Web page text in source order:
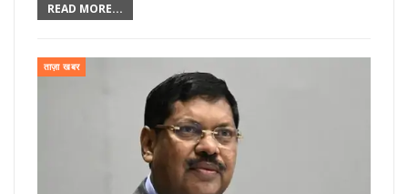
READ MORE...
ताज़ा खबर